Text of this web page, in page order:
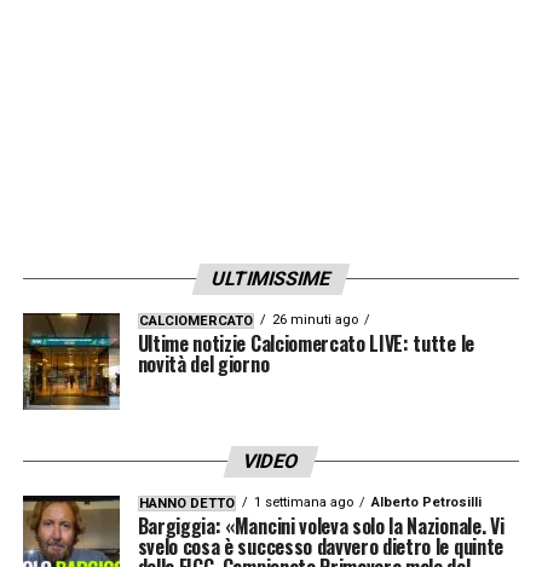
LA PLAYLIST DELLE NOSTRE TOP NEWS
ULTIMISSIME
CALCIOMERCATO 26 minuti ago
Ultime notizie Calciomercato LIVE: tutte le
novità del giorno
VIDEO
HANNO DETTO 1 settimana ago Alberto Petrosilli
Bargiggia: «Mancini voleva solo la Nazionale. Vi
svelo cosa è successo davvero dietro le quinte